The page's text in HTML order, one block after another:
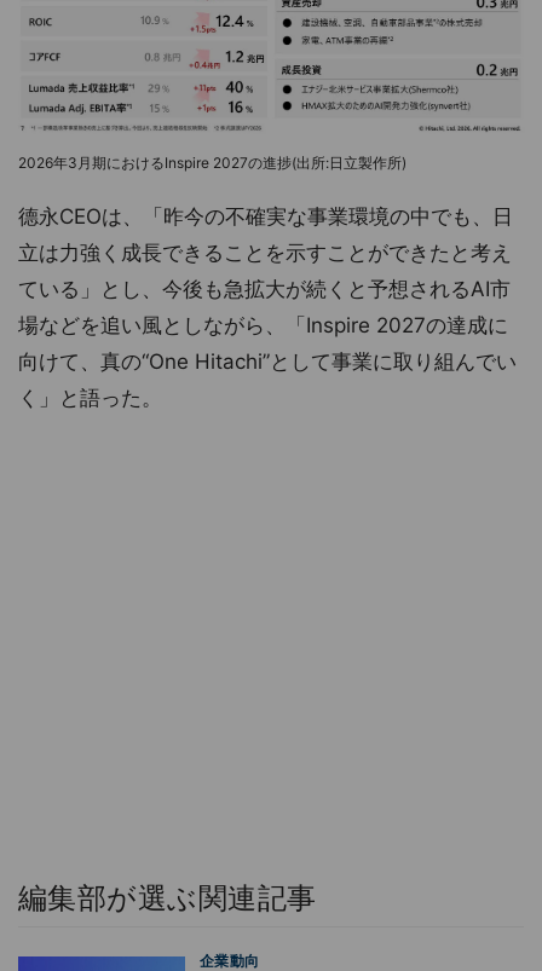
2026年3月期におけるInspire 2027の進捗(出所:日立製作所)
德永CEOは、「昨今の不確実な事業環境の中でも、日
立は力強く成長できることを示すことができたと考え
ている」とし、今後も急拡大が続くと予想されるAI市
場などを追い風としながら、「Inspire 2027の達成に
向けて、真の“One Hitachi”として事業に取り組んでい
く」と語った。
編集部が選ぶ関連記事
企業動向